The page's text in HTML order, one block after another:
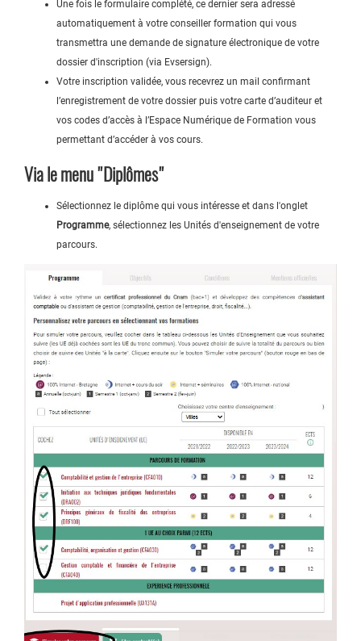
Une fois le formulaire complété, ce dernier sera adressé
automatiquement à votre conseiller formation qui vous
transmettra une demande de signature électronique de votre
dossier d'inscription (via Evsersign).
Votre inscription validée, vous recevrez un mail confirmant
l’enregistrement de votre dossier puis votre carte d’auditeur et
vos codes d’accès à l’Espace Numérique de Formation vous
permettant d’accéder à vos cours.
Via le menu "Diplômes"
Sélectionnez le diplôme qui vous intéresse et dans l'onglet
Programme, sélectionnez les Unités d'enseignement de votre
parcours.